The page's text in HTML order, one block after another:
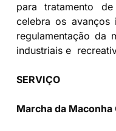
para tratamento
celebra os avanços
regulamentação da
industriais e
SERVIÇO
Marcha da